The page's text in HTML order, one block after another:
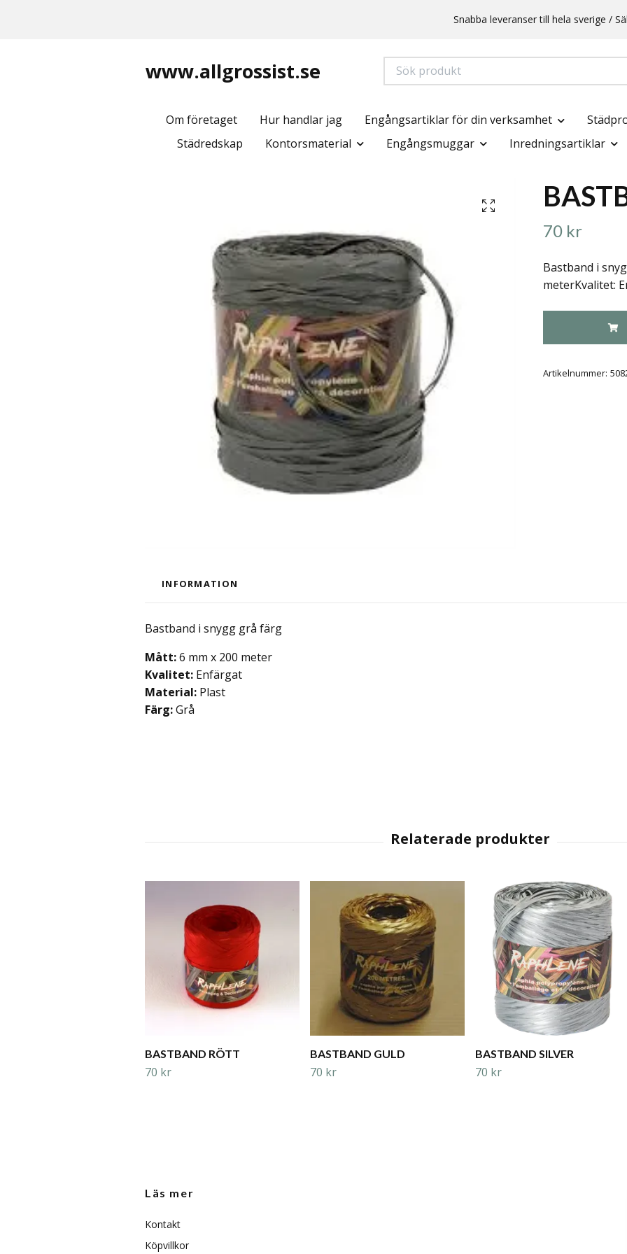
Snabba leveranser till hela sverige /
www.allgrossist.se
Om företaget Hur handlar jag Engångsartiklar för din verksamhet
Städredskap
Kontorsmaterial Engångsmuggar Inredningsartiklar
70 kr
Bastband i
meterKvalitet:
Artikelnummer:
INFORMATION
Bastband i snygg grå färg
Mått:6 mm x 200 meter
Kvalitet: Enfärgat
Material: Plast
Färg:Grå
BASTBAND RÖTT
70 kr
BASTBAND GULD
70 kr
BASTBAND SILVER
70 kr
Läs mer
Kontakt
Köpvillkor